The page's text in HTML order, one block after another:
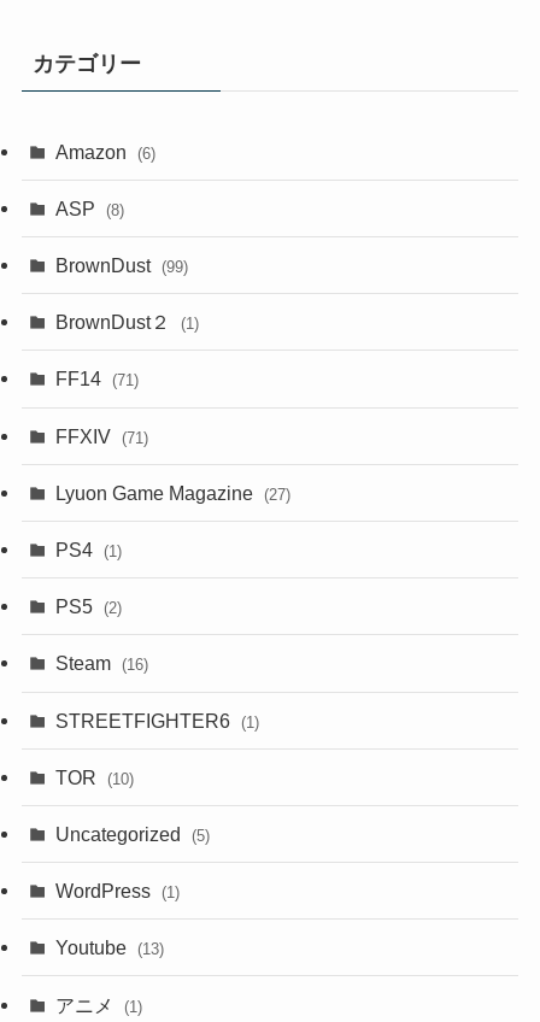
カテゴリー
Amazon (6)
ASP (8)
BrownDust (99)
BrownDust２ (1)
FF14 (71)
FFXIV (71)
Lyuon Game Magazine (27)
PS4 (1)
PS5 (2)
Steam (16)
STREETFIGHTER6 (1)
TOR (10)
Uncategorized (5)
WordPress (1)
Youtube (13)
アニメ (1)